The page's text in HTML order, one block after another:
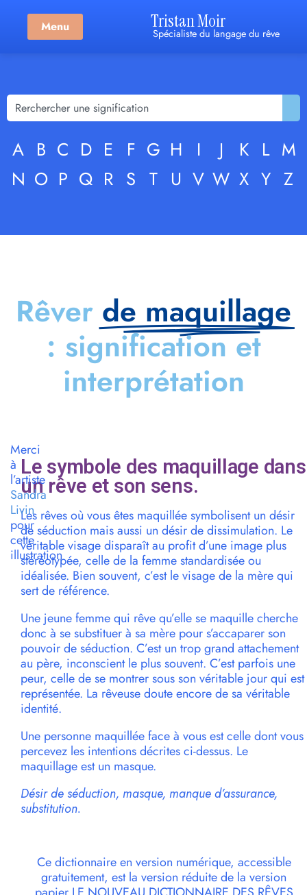
Menu Tristan Moir
Spécialiste du langage du rêve
A B C D E F G H I J K L M
N O P Q R S T U V W X Y Z
Rêver de maquillage
: signification et
interprétation
Le symbole des maquillage dans
un rêve et son sens.
Les rêves où vous êtes maquillée symbolisent un désir
de séduction mais aussi un désir de dissimulation. Le
véritable visage disparaît au profit d’une image plus
stéréotypée, celle de la femme standardisée ou
idéalisée. Bien souvent, c’est le visage de la mère qui
sert de référence.
Une jeune femme qui rêve qu’elle se maquille cherche
donc à se substituer à sa mère pour s’accaparer son
pouvoir de séduction. C’est un trop grand attachement
au père, inconscient le plus souvent. C’est parfois une
peur, celle de se montrer sous son véritable jour qui est
représentée. La rêveuse doute encore de sa véritable
identité.
Une personne maquillée face à vous est celle dont vous
percevez les intentions décrites ci-dessus. Le
maquillage est un masque.
Désir de séduction, masque, manque d’assurance,
substitution.
Ce dictionnaire en version numérique, accessible
gratuitement, est la version réduite de la version
Merci
à
l’artiste
Sandra
Livin
pour
cette
illustration